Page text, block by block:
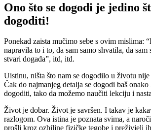
Ono što se dogodi je jedino
dogoditi!
Ponekad zaista mučimo sebe s ovim mislima:
napravila to i to, da sam samo shvatila, da sam
stvari događa”, itd, itd.
Uistinu, ništa što nam se dogodilo u životu
Čak do najmanjeg detalja se dogodi baš onako
dogoditi, tako da možemo naučiti lekciju i
Život je dobar. Život je savršen. I takav je
razlogom. Ova istina je poznata svima, a
prošli kroz ozbiljne fizičke tegobe i preživjeli